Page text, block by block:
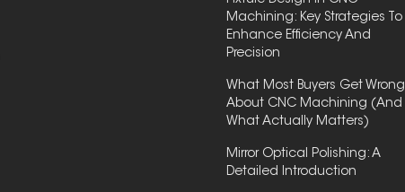
Machining: Key Strategies To
Enhance Efficiency And
Precision
What Most Buyers Get Wrong
About CNC Machining (And
What Actually Matters)
Mirror Optical Polishing: A
Detailed Introduction